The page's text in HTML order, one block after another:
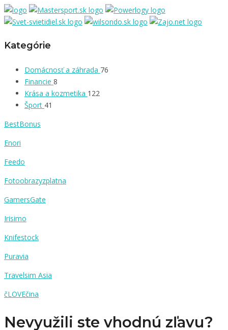
Kategórie
Domácnosť a záhrada 76
Financie 8
Krása a kozmetika 122
Šport 41
BestBonus
Enori
Feedo
Fotoobrazyzplatna
GamersGate
Irisimo
Knifestock
Puravia
Travelsim Asia
čLOVEčina
Nevyužili ste vhodnú zľavu?